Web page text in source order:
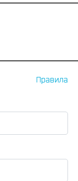
Правила